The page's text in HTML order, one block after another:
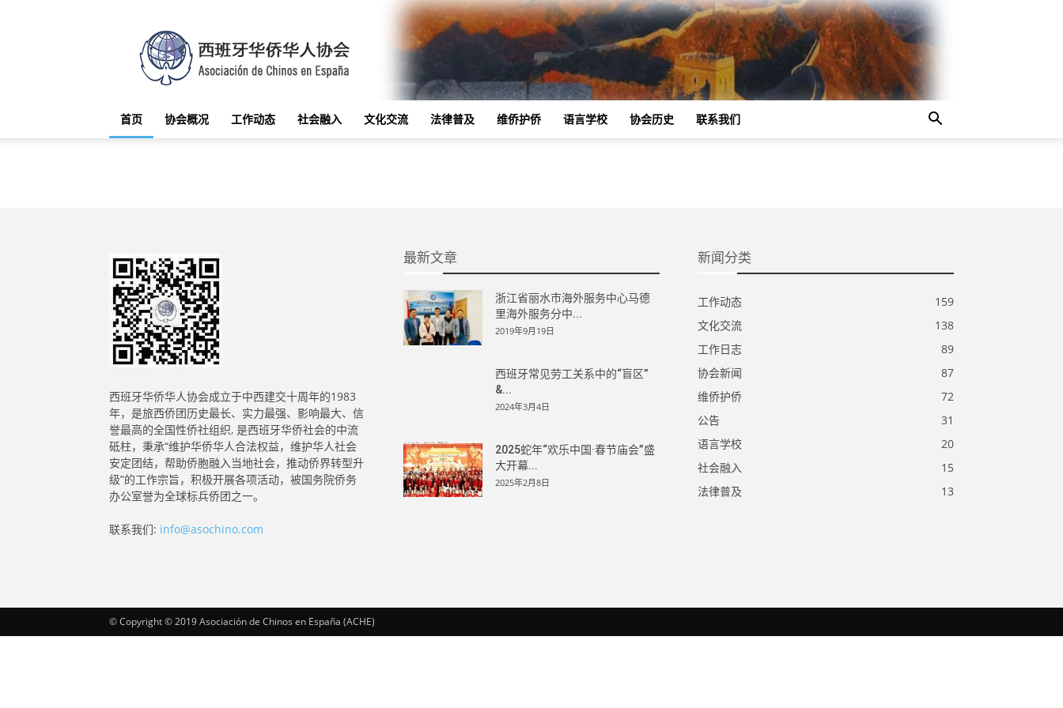
班
华
华
人
首页 协会概况 工作动态 社会融入 文化交流 法律普及 维侨护侨 语言学校 协会历史 联系我们
西班牙华侨华人协会成立于中西建交十周年的1983
年，是旅西侨团历史最长、实力最强、影响最大、信
誉最高的全国性侨社组织, 是西班牙华侨社会的中流
砥柱，秉承“维护华侨华人合法权益，维护华人社会
安定团结，帮助侨胞融入当地社会，推动侨界转型升
级”的工作宗旨，积极开展各项活动，被国务院侨务
办公室誉为全球标兵侨团之一。
联系我们: info@asochino.com
最新文章
浙江省丽水市海外服务中心马德
里海外服务分中...
2019年9月19日
西班牙常见劳工关系中的“盲区”
&...
2024年3月4日
2025蛇年“欢乐中国·春节庙会”盛
大开幕...
2025年2月8日
新闻分类
工作动态
159
文化交流
138
工作日志
89
协会新闻
87
维侨护侨
72
公告
31
语言学校
20
社会融入
15
法律普及
13
© Copyright © 2019 Asociación de Chinos en España (ACHE)